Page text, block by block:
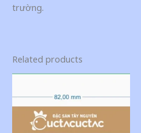
trường.
Related products